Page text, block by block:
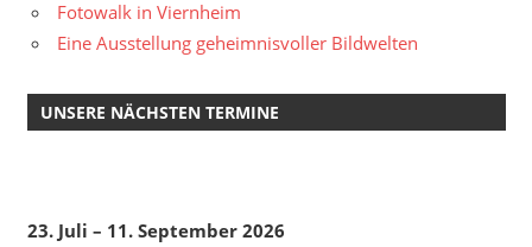
Fotowalk in Viernheim
Eine Ausstellung geheimnisvoller Bildwelten
UNSERE NÄCHSTEN TERMINE
23. Juli – 11. September 2026